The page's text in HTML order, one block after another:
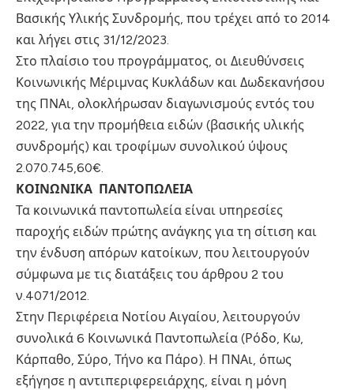
Βασικής Υλικής Συνδρομής, που τρέχει από το 2014
και λήγει στις 31/12/2023.
Στο πλαίσιο του προγράμματος, οι Διευθύνσεις
Κοινωνικής Μέριμνας Κυκλάδων και Δωδεκανήσου
της ΠΝΑι, ολοκλήρωσαν διαγωνισμούς εντός του
2022, για την προμήθεια ειδών (βασικής υλικής
συνδρομής) και τροφίμων συνολικού ύψους
2.070.745,60€.
ΚΟΙΝΩΝΙΚΑ ΠΑΝΤΟΠΩΛΕΙΑ
Τα κοινωνικά παντοπωλεία είναι υπηρεσίες
παροχής ειδών πρώτης ανάγκης για τη σίτιση και
την ένδυση απόρων κατοίκων, που λειτουργούν
σύμφωνα με τις διατάξεις του άρθρου 2 του
ν.4071/2012.
Στην Περιφέρεια Νοτίου Αιγαίου, λειτουργούν
συνολικά 6 Κοινωνικά Παντοπωλεία (Ρόδο, Κω,
Κάρπαθο, Σύρο, Τήνο κα Πάρο). Η ΠΝΑι, όπως
εξήγησε η αντιπεριφερειάρχης, είναι η μόνη